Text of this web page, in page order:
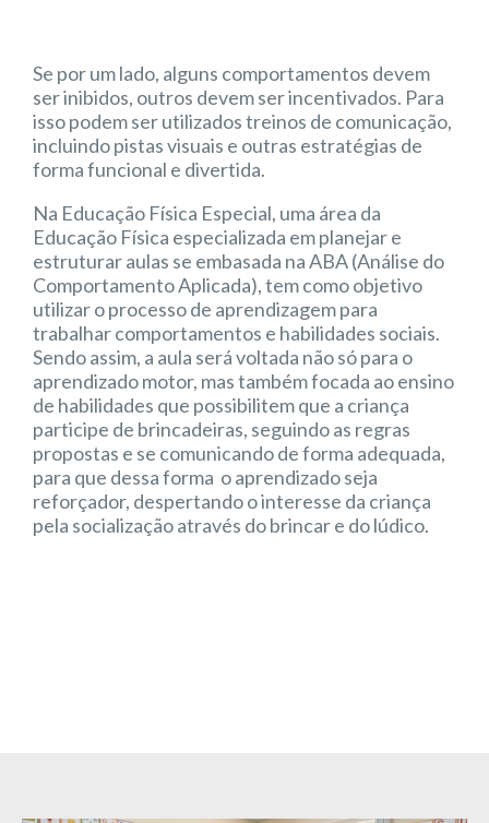
Se por um lado, alguns comportamentos devem
ser inibidos, outros devem ser incentivados. Para
isso podem ser utilizados treinos de comunicação,
incluindo pistas visuais e outras estratégias de
forma funcional e divertida.
Na Educação Física Especial, uma área da
Educação Física especializada em planejar e
estruturar aulas se embasada na ABA (Análise do
Comportamento Aplicada), tem como objetivo
utilizar o processo de aprendizagem para
trabalhar comportamentos e habilidades sociais.
Sendo assim, a aula será voltada não só para o
aprendizado motor, mas também focada ao ensino
de habilidades que possibilitem que a criança
participe de brincadeiras, seguindo as regras
propostas e se comunicando de forma adequada,
para que dessa forma o aprendizado seja
reforçador, despertando o interesse da criança
pela socialização através do brincar e do lúdico.